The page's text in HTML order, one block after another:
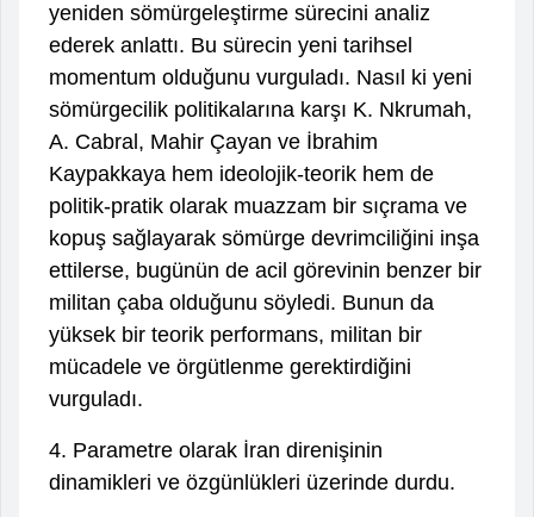
yeniden sömürgeleştirme sürecini analiz
ederek anlattı. Bu sürecin yeni tarihsel
momentum olduğunu vurguladı. Nasıl ki yeni
sömürgecilik politikalarına karşı K. Nkrumah,
A. Cabral, Mahir Çayan ve İbrahim
Kaypakkaya hem ideolojik-teorik hem de
politik-pratik olarak muazzam bir sıçrama ve
kopuş sağlayarak sömürge devrimciliğini inşa
ettilerse, bugünün de acil görevinin benzer bir
militan çaba olduğunu söyledi. Bunun da
yüksek bir teorik performans, militan bir
mücadele ve örgütlenme gerektirdiğini
vurguladı.
4. Parametre olarak İran direnişinin
dinamikleri ve özgünlükleri üzerinde durdu.